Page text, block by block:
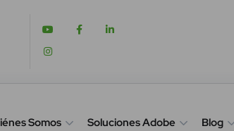
Somos Soluciones Adobe Blog